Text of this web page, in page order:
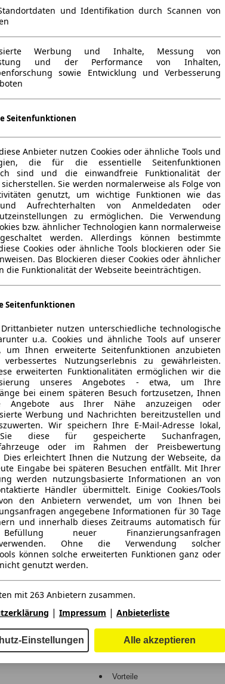
Anmelden
Vorteile
und Identifikation durch Scannen von
Werbung und Inhalte, Messung von
und der Performance von Inhalten,
sowie Entwicklung und Verbesserung
Seitenfunktionen
Anbieter nutzen Cookies oder ähnliche Tools und
die für die essentielle Seitenfunktionen
sind und die einwandfreie Funktionalität der
Sie werden normalerweise als Folge von
genutzt, um wichtige Funktionen wie das
Aufrechterhalten von Anmeldedaten oder
zu ermöglichen. Die Verwendung
bzw. ähnlicher Technologien kann normalerweise
werden. Allerdings können bestimmte
Cookies oder ähnliche Tools blockieren oder Sie
Das Blockieren dieser Cookies oder ähnlicher
die Funktionalität der Webseite beeinträchtigen.
Seitenfunktionen
nutzen unterschiedliche technologische
u.a. Cookies und ähnliche Tools auf unserer
um Ihnen erweiterte Seitenfunktionen anzubieten
Nutzungserlebnis zu gewährleisten.
erweiterten Funktionalitäten ermöglichen wir die
unseres Angebotes - etwa, um Ihre
bei einem späteren Besuch fortzusetzen, Ihnen
Angebote aus Ihrer Nähe anzuzeigen oder
Werbung und Nachrichten bereitzustellen und
Wir speichern Ihre E-Mail-Adresse lokal,
diese für gespeicherte Suchanfragen,
oder im Rahmen der Preisbewertung
Dies erleichtert Ihnen die Nutzung der Webseite, da
Eingabe bei späteren Besuchen entfällt. Mit Ihrer
werden nutzungsbasierte Informationen an von
Händler übermittelt. Einige Cookies/Tools
den Anbietern verwendet, um von Ihnen bei
angegebene Informationen für 30 Tage
und innerhalb dieses Zeitraums automatisch für
neuer Finanzierungsanfragen
Ohne die Verwendung solcher
können solche erweiterten Funktionen ganz oder
genutzt werden.
mit 263 Anbietern zusammen.
| Impressum | Anbieterliste
Einstellungen Alle akzeptieren